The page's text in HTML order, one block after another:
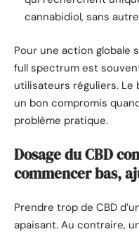
cannabidiol, sans
Pour une action globale
full spectrum est
utilisateurs réguliers.
un bon compromis
problème pratique.
Dosage du CBD
commencer bas,
Prendre trop de CBD
apaisant. Au contraire,